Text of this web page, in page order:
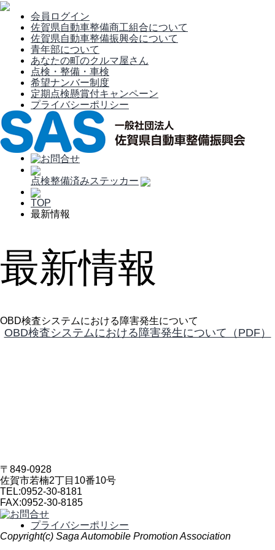
会員ログイン
佐賀県自動車整備商工組合について
佐賀県自動車整備振興会について
青年部について
あなたの町のクルマ屋さん
点検・整備・車検
希望ナンバー制度
定期点検懸賞付キャンペーン
プライバシーポリシー
点検整備済みステッカー
TOP
最新情報
最新情報
OBD検査システムにおける障害発生について
OBD検査システムにおける障害発生について（PDF）
〒849-0928
佐賀市若楠2丁目10番10号
TEL:0952-30-8181
FAX:0952-30-8185
プライバシーポリシー
Copyright(c) Saga Automobile Promotion Association